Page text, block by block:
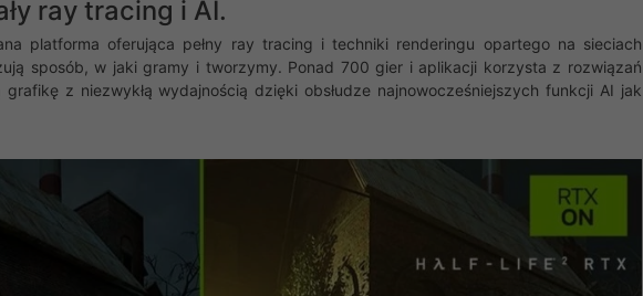
ray tracing i AI.
platforma oferująca pełny ray tracing i techniki renderingu opartego na sieciach
sposób, w jaki gramy i tworzymy. Ponad 700 gier i aplikacji korzysta z rozwiązań
z niezwykłą wydajnością dzięki obsłudze najnowocześniejszych funkcji AI jak